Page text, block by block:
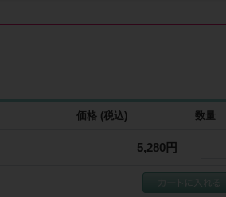
換用カートリッジの返品をされる場合は、未使用の
価格 (税込) 数量
5,280円